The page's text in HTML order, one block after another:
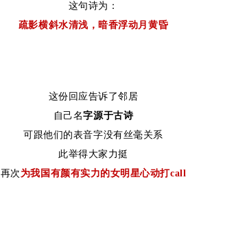
这句诗为：
疏影横斜水清浅，暗香浮动月黄昏
这份回应告诉了邻居
自己名字源于古诗
可跟他们的表音字没有丝毫关系
此举得大家力挺
再次 为我国有颜有实力的女明星心动打call